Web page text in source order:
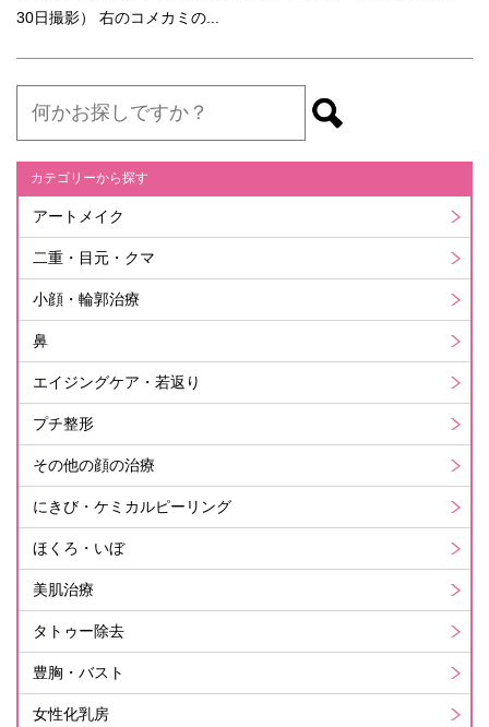
30日撮影） 右のコメカミの...
カテゴリーから探す
アートメイク
二重・目元・クマ
小顔・輪郭治療
鼻
エイジングケア・若返り
プチ整形
その他の顔の治療
にきび・ケミカルピーリング
ほくろ・いぼ
美肌治療
タトゥー除去
豊胸・バスト
女性化乳房